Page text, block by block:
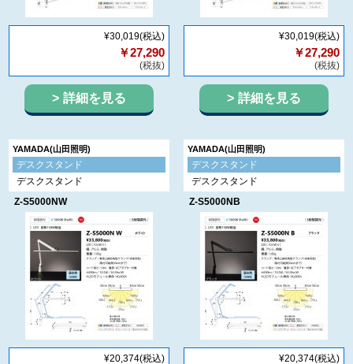
¥30,019(税込)
￥27,290
(税抜)
詳細を見る
¥30,019(税込)
￥27,290
(税抜)
詳細を見る
YAMADA(山田照明)
デスクスタンド
デスクスタンド
Z-S5000NW
¥20,374(税込)
YAMADA(山田照明)
デスクスタンド
デスクスタンド
Z-S5000NB
¥20,374(税込)